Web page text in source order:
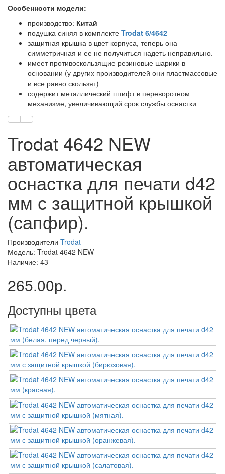
Особенности модели:
производство: Китай
подушка синяя в комплекте Trodat 6/4642
защитная крышка в цвет корпуса, теперь она
симметричная и ее не получиться надеть неправильно.
имеет противоскользящие резиновые шарики в
основании (у других производителей они пластмассовые
и все равно скользят)
содержит металлический штифт в переворотном
механизме, увеличивающий срок службы оснастки
Trodat 4642 NEW
автоматическая
оснастка для печати d42
мм с защитной крышкой
(сапфир).
Производители Trodat
Модель: Trodat 4642 NEW
Наличие: 43
265.00р.
Доступны цвета